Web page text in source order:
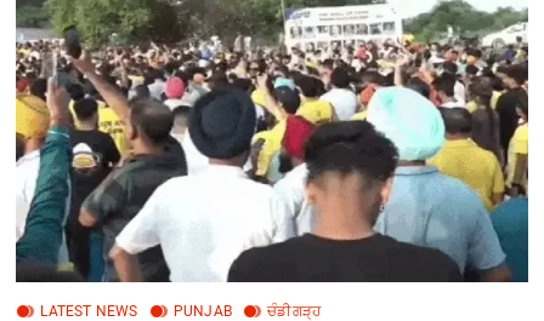
1947
ਦੇ
ਪ੍ਰਚਾਰ
ਲਈ
ਮੋਹਾਲੀ
ਪਹੁੰਚੀ
LATEST NEWS PUNJAB ਚੰਡੀਗੜ੍ਹ